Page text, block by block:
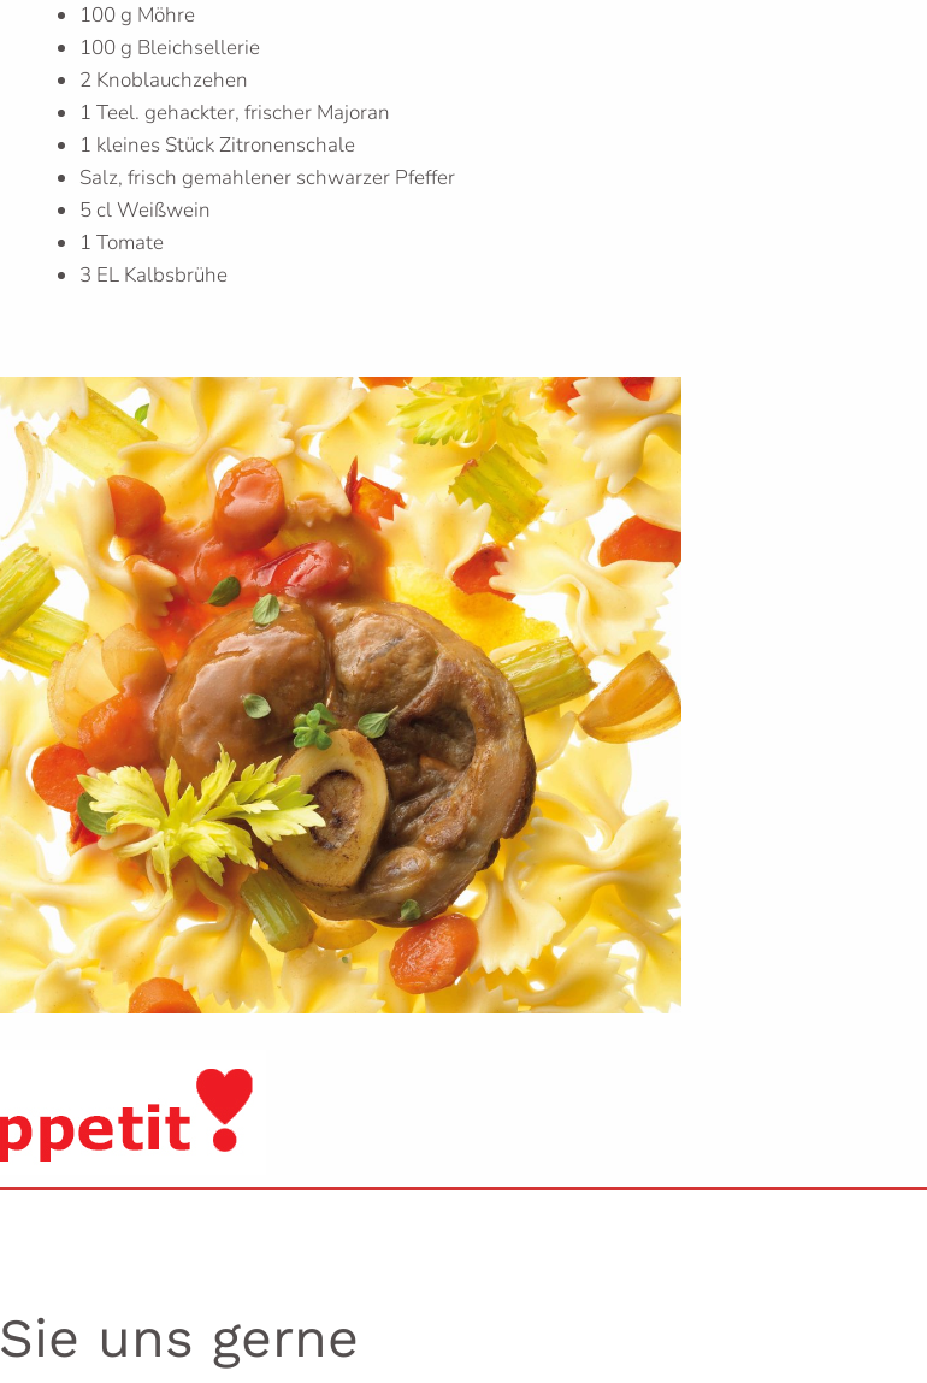
100 g Möhre
100 g Bleichsellerie
2 Knoblauchzehen
1 Teel. gehackter, frischer Majoran
1 kleines Stück Zitronenschale
Salz, frisch gemahlener schwarzer Pfeffer
5 cl Weißwein
1 Tomate
3 EL Kalbsbrühe
Sie uns gerne